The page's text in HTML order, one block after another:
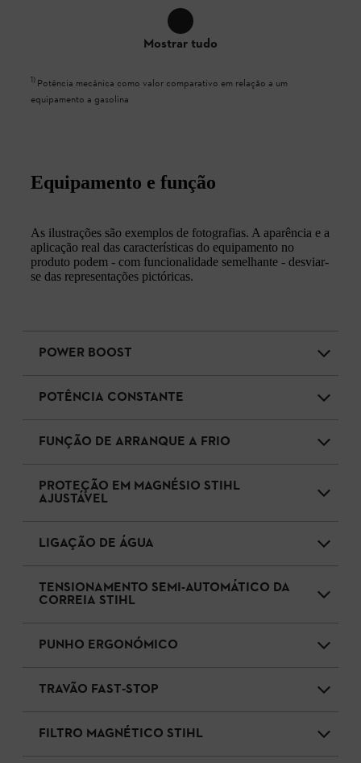
Mostrar tudo
1) Potência mecânica como valor comparativo em relação a um
equipamento a gasolina
Equipamento e função
As ilustrações são exemplos de fotografias. A aparência e a
aplicação real das características do equipamento no
produto podem - com funcionalidade semelhante - desviar-
se das representações pictóricas.
POWER BOOST
POTÊNCIA CONSTANTE
FUNÇÃO DE ARRANQUE A FRIO
PROTEÇÃO EM MAGNÉSIO STIHL
AJUSTÁVEL
LIGAÇÃO DE ÁGUA
TENSIONAMENTO SEMI-AUTOMÁTICO DA
CORREIA STIHL
PUNHO ERGONÓMICO
TRAVÃO FAST‑STOP
FILTRO MAGNÉTICO STIHL